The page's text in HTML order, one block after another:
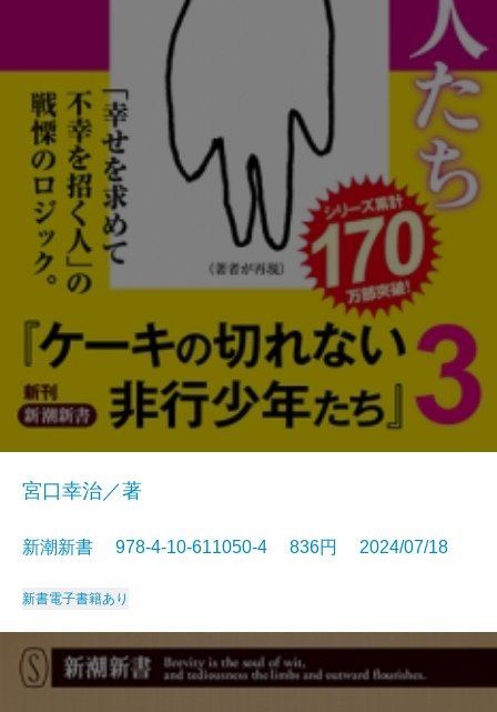
宮口幸治／著
新潮新書 978-4-10-611050-4 836円 2024/07/18
新書電子書籍あり